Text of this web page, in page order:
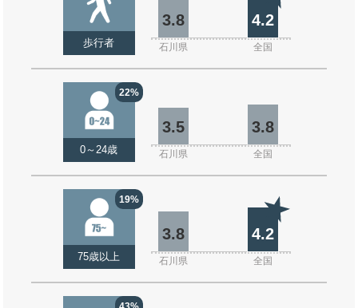
歩行者
3.8 4.2
石川県 全国
22%
0～24歳
3.5 3.8
石川県 全国
19%
75歳以上
3.8 4.2
石川県 全国